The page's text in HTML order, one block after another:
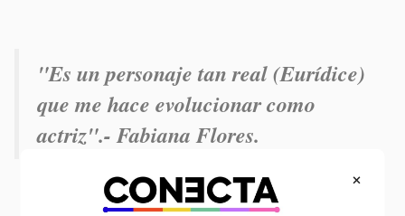
"Es un personaje tan real (Eurídice)
que me hace evolucionar como
actriz".- Fabiana Flores.
×